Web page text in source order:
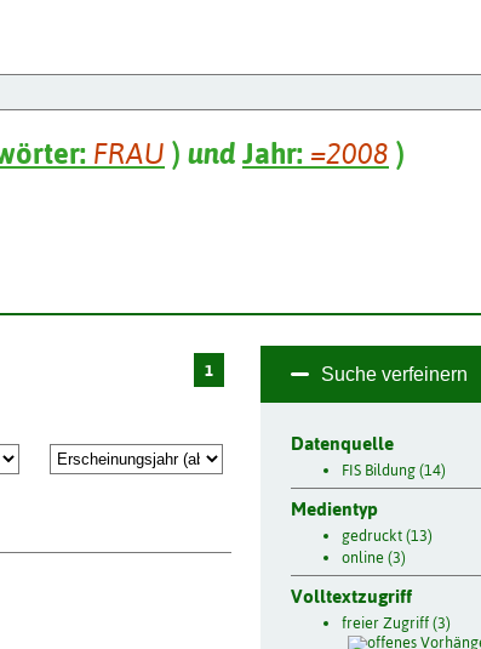
FRAU ) und Jahr: =2008 )
1 Suche verfeinern
Datenquelle
FIS Bildung (14)
Medientyp
gedruckt (13)
online (3)
Volltextzugriff
freier Zugriff (3)